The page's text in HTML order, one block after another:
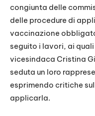
congiunta delle
delle procedure di
vaccinazione
seguito i lavori, ai
vicesindaca Cristina
seduta un loro
esprimendo critiche
applicarla.